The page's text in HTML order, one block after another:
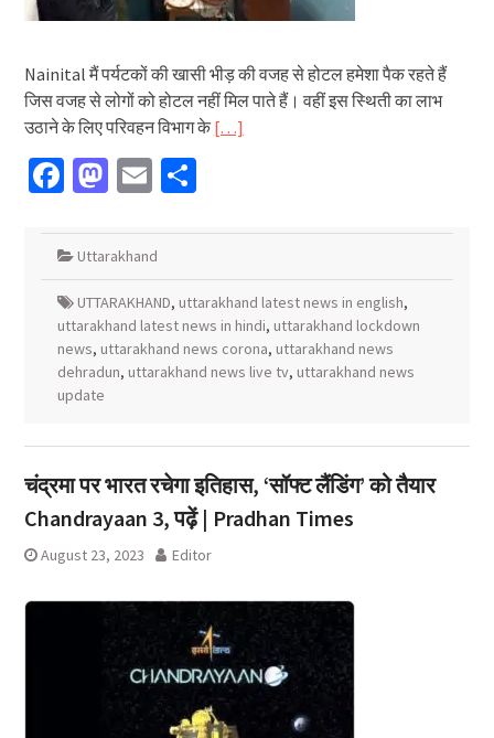
Nainital मैं पर्यटकों की खासी भीड़ की वजह से होटल हमेशा पैक रहते हैं
जिस वजह से लोगों को होटल नहीं मिल पाते हैं। वहीं इस स्थिती का लाभ
उठाने के लिए परिवहन विभाग के […]
Facebook
Mastodon
EmailShare
Uttarakhand
UTTARAKHAND, uttarakhand latest news in english,
uttarakhand latest news in hindi, uttarakhand lockdown
news, uttarakhand news corona, uttarakhand news
dehradun, uttarakhand news live tv, uttarakhand news
update
चंद्रमा पर भारत रचेगा इतिहास, ‘सॉफ्ट लैंडिंग’ को तैयार
Chandrayaan 3, पढ़ें | Pradhan Times
August 23, 2023 Editor